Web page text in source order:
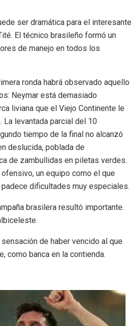
ser dramática para el interesante
El técnico brasileño formó un
de manejo en todos los
ronda habrá observado aquello
Neymar está demasiado
liviana que el Viejo Continente le
levantada parcial del 10
tiempo de la final no alcanzó
deslucida, poblada de
de zambullidas en piletas verdes.
un equipo como el que
dificultades muy especiales.
brasilera resultó importante.
de haber vencido al que
como banca en la contienda.